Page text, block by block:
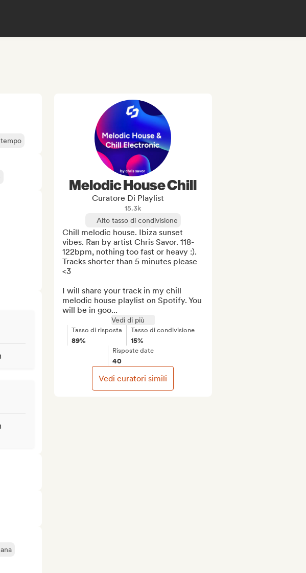
Melodic House Chill
Curatore Di Playlist
15.3k
Alto tasso di condivisione
Chill melodic house. Ibiza sunset
vibes. Ran by artist Chris Savor. 118-
122bpm, nothing too fast or heavy :).
Tracks shorter than 5 minutes please
<3
I will share your track in my chill
melodic house playlist on Spotify. You
will be in goo...
Vedi di più
Tasso di risposta
89%
Tasso di condivisione
15%
Risposte date
40
Vedi curatori simili